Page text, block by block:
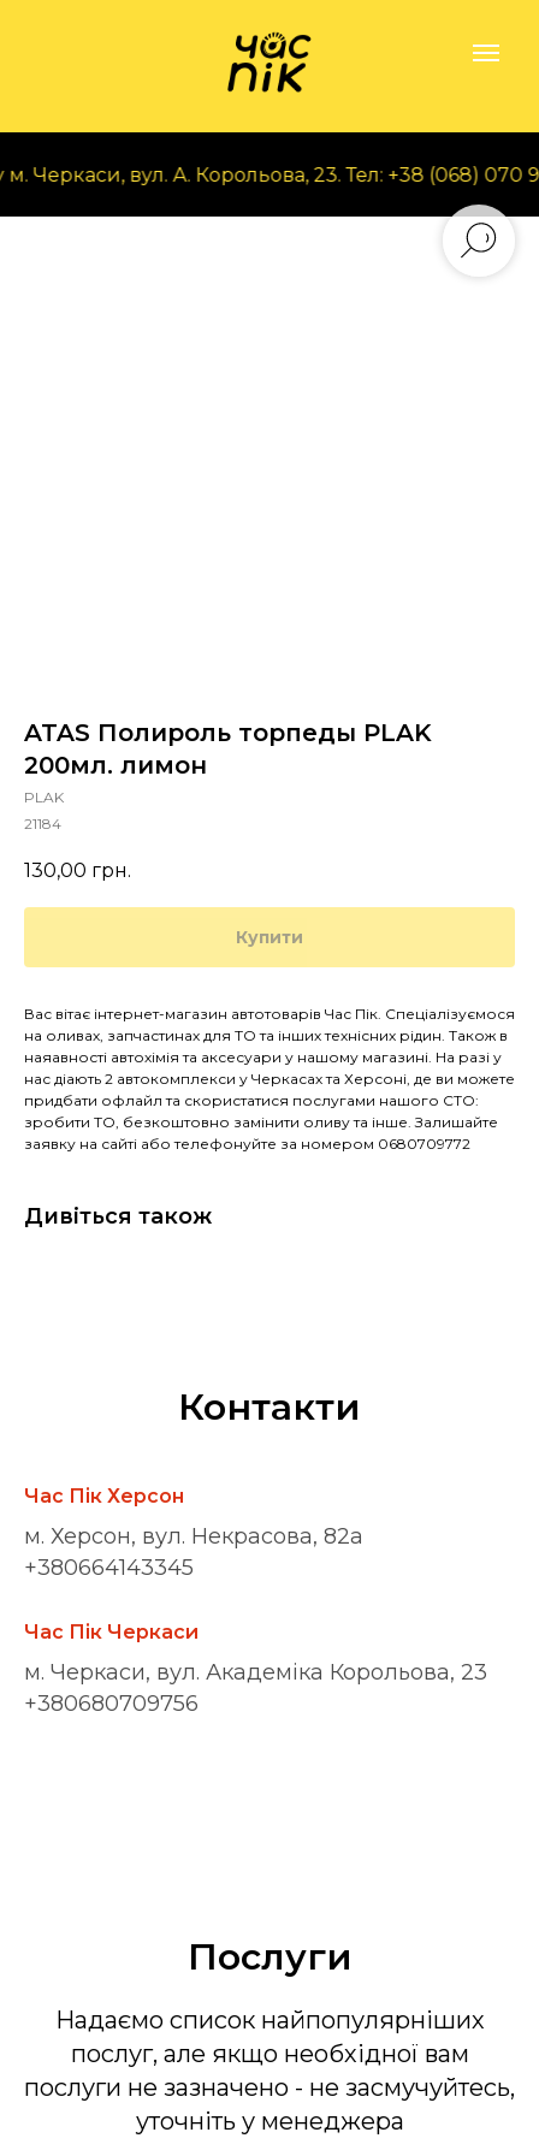
Черкаси, вул. А. Корольова, 23. Тел: +38 (068) 070 97
ATAS Полироль торпеды PLAK
200мл. лимон
PLAK
21184
130,00 грн.
Купити
Вас вітає інтернет-магазин автотоварів Час Пік. Спеціалізуємося
на оливах, запчастинах для ТО та інших технісних рідин. Також в
наяавності автохімія та аксесуари у нашому магазині. На разі у
нас діають 2 автокомплекси у Черкасах та Херсоні, де ви можете
придбати офлайл та скористатися послугами нашого СТО:
зробити ТО, безкоштовно замінити оливу та інше. Залишайте
заявку на сайті або телефонуйте за номером 0680709772
Дивіться також
Контакти
Час Пік Херсон
м. Херсон, вул. Некрасова, 82а
+380664143345
Час Пік Черкаси
м. Черкаси, вул. Академіка Корольова, 23
+380680709756
Послуги
Надаємо список найпопулярніших
послуг, але якщо необхідної вам
послуги не зазначено - не засмучуйтесь,
уточніть у менеджера